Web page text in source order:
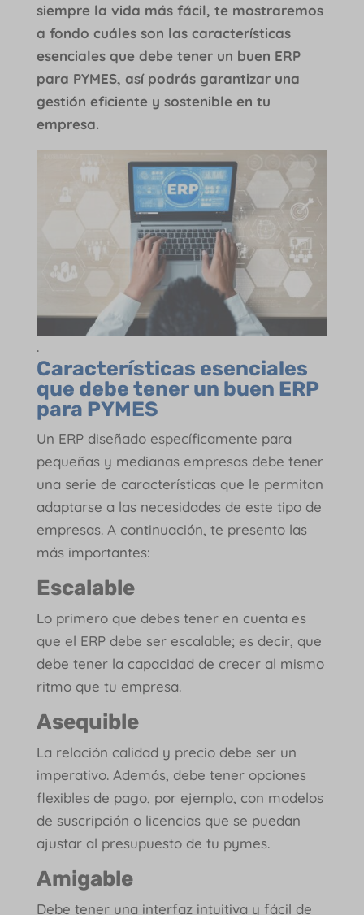
siempre la vida más fácil, te mostraremos
a fondo cuáles son las características
esenciales que debe tener un buen ERP
para PYMES, así podrás garantizar una
gestión eficiente y sostenible en tu
empresa.
.
Características esenciales
que debe tener un buen ERP
para PYMES
Un ERP diseñado específicamente para
pequeñas y medianas empresas debe tener
una serie de características que le permitan
adaptarse a las necesidades de este tipo de
empresas. A continuación, te presento las
más importantes:
Escalable
Lo primero que debes tener en cuenta es
que el ERP debe ser escalable; es decir, que
debe tener la capacidad de crecer al mismo
ritmo que tu empresa.
Asequible
La relación calidad y precio debe ser un
imperativo. Además, debe tener opciones
flexibles de pago, por ejemplo, con modelos
de suscripción o licencias que se puedan
ajustar al presupuesto de tu pymes.
Amigable
Debe tener una interfaz intuitiva y fácil de